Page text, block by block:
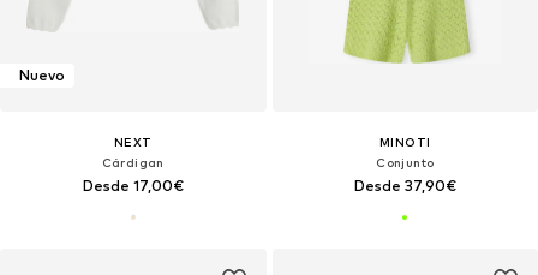
Nuevo
NEXT
Cárdigan
Desde 17,00€
MINOTI
Conjunto
Desde 37,90€